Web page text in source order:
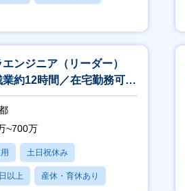
ンジニア（リーダー）
業約12時間／在宅勤務可／
に携われる】
~700万
土日祝休み
以上 産休・育休あり